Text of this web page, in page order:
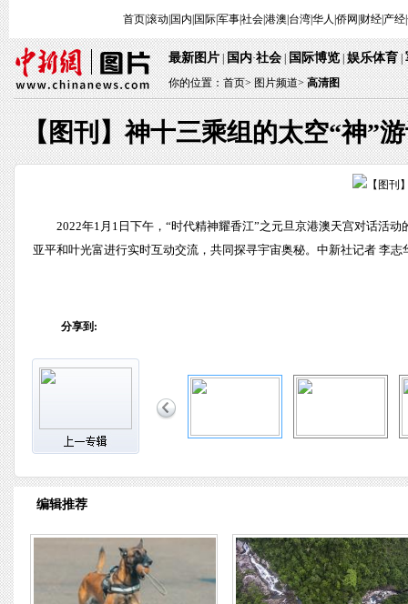
首页|滚动 国内 国际|军事|社会|港澳 台湾|华人 侨网 财经| 产经|
最新图片 | 国内·社会 | 国际博览 | 娱乐体育 |
你的位置：首页> 图片频道> 高清图
【图刊】神十三乘组的太空“神”
2022年1月1日下午，“时代精神耀香江”之元旦京港澳天宫对话活
亚平和叶光富进行实时互动交流，共同探寻宇宙奥秘。中新社记者 李志
分享到:
编辑推荐